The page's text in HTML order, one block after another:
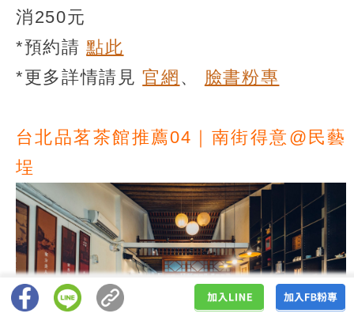
消250元
*預約請點此
*更多詳情請見官網 、 臉書粉專
台北品茗茶館推薦04｜南街得意@民藝
埕